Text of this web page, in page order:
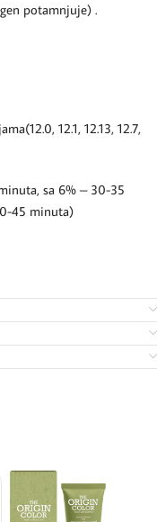
potamnjuje) .
12.1, 12.13, 12.7,
sa 6% – 30-35
45 minuta)